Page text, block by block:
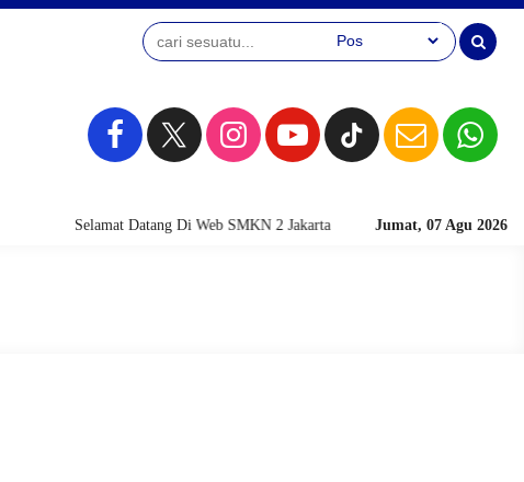
Jumat, 07 Agu 2026
Selamat Datang Di Web SMKN 2 Jakarta